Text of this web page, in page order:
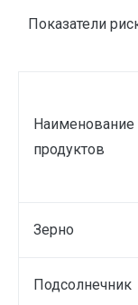
Показатели
Наименование
продуктов
Зерно
Подсолнечник